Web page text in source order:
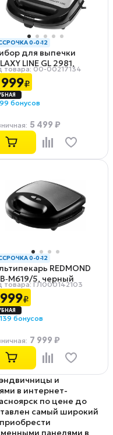
0-0-12
для выпечки
LINE GL 2981,
черный
товара: 00-00217134
₽
бонусов
: 5 499 ₽
0-0-12
REDMOND
5, черный
товара: ГЛ000142103
₽
бонусов
: 7 999 ₽
и
в интернет-
по цене до
самый широкий
панелями в